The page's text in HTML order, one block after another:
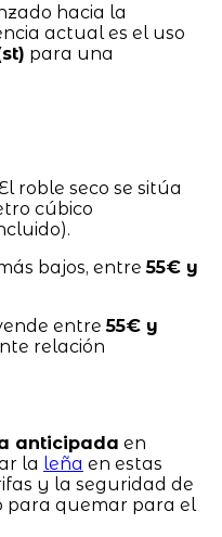
hacia la
actual es el uso
para una
roble seco se sitúa
cúbico
bajos, entre55€ y
entre55€ y
relación
anticipada en
la leña en estas
y la seguridad de
para quemar para el